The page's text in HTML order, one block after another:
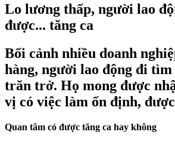
Lo lương thấp, người lao
được... tăng ca
Bối cảnh nhiều doanh
hàng, người lao động đi
trăn trở. Họ mong được
vị có việc làm ổn định,
Quan tâm có được tăng ca hay không